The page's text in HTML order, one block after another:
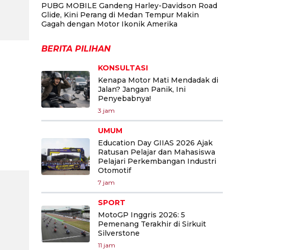
PUBG MOBILE Gandeng Harley-Davidson Road
Glide, Kini Perang di Medan Tempur Makin
Gagah dengan Motor Ikonik Amerika
BERITA PILIHAN
KONSULTASI
Kenapa Motor Mati Mendadak di
Jalan? Jangan Panik, Ini
Penyebabnya!
3 jam
UMUM
Education Day GIIAS 2026 Ajak
Ratusan Pelajar dan Mahasiswa
Pelajari Perkembangan Industri
Otomotif
7 jam
SPORT
MotoGP Inggris 2026: 5
Pemenang Terakhir di Sirkuit
Silverstone
11 jam